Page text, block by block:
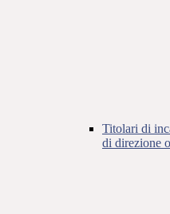
Titolari di
di direzione